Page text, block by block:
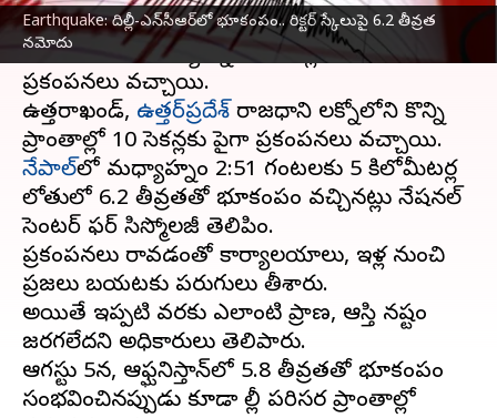
Earthquake: దిల్లీ-ఎన్‌సీఆర్‌లో భూకంపం.. రిక్టర్ స్కేలుపై 6.2 తీవ్రత
నమోదు
దిల్లీ-ఎన్‌సీఆర్ ప్రాంతంలో భారీభూకంపంసంభవంచింది.
మంగళవారం మధ్యాహ్నం 10సెకన్ల పాటు
ప్రకంపనలు వచ్చాయి.
ఉత్తరాఖండ్, ఉత్తర్‌ప్రదేశ్ రాజధాని లక్నోలోని కొన్ని
నేపాల్‌లో మధ్యాహ్నం 2:51 గంటలకు 5 కిలోమీటర్ల
లోతులో 6.2 తీవ్రతతో భూకంపం వచ్చినట్లు నేషనల్
సెంటర్ ఫర్ సిస్మోలజీ తెలిపింది.
ప్రకంపనలు రావడంతో కార్యాలయాలు, ఇళ్ల నుంచి
ప్రజలు బయటకు పరుగులు తీశారు.
అయితే ఇప్పటి వరకు ఎలాంటి ప్రాణ, ఆస్తి నష్టం
జరగలేదని అధికారులు తెలిపారు.
ఆగస్టు 5న, ఆఫ్ఘనిస్తాన్‌లో 5.8 తీవ్రతతో భూకంపం
సంభవించినప్పుడు కూడా దిల్లీ పరిసర ప్రాంతాల్లో